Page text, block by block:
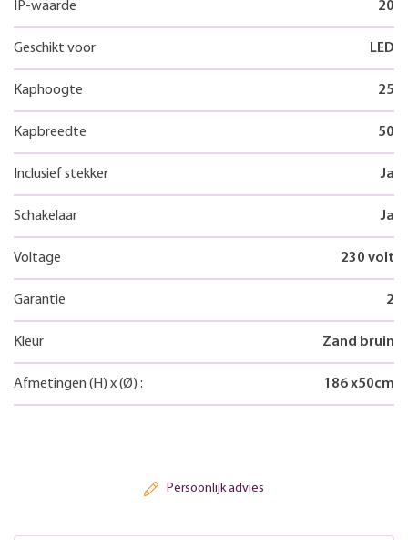
IP-waarde 20
Geschikt voor LED
Kaphoogte 25
Kapbreedte 50
Inclusief stekker Ja
Schakelaar Ja
Voltage 230 volt
Garantie 2
Kleur Zand bruin
Afmetingen (H) x(Ø) : 186x50cm
Persoonlijk advies